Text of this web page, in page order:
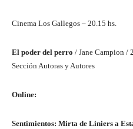
Cinema Los Gallegos – 20.15 hs.
El poder del perro / Jane Campion /
Sección Autoras y Autores
Online:
Sentimientos: Mirta de Liniers a